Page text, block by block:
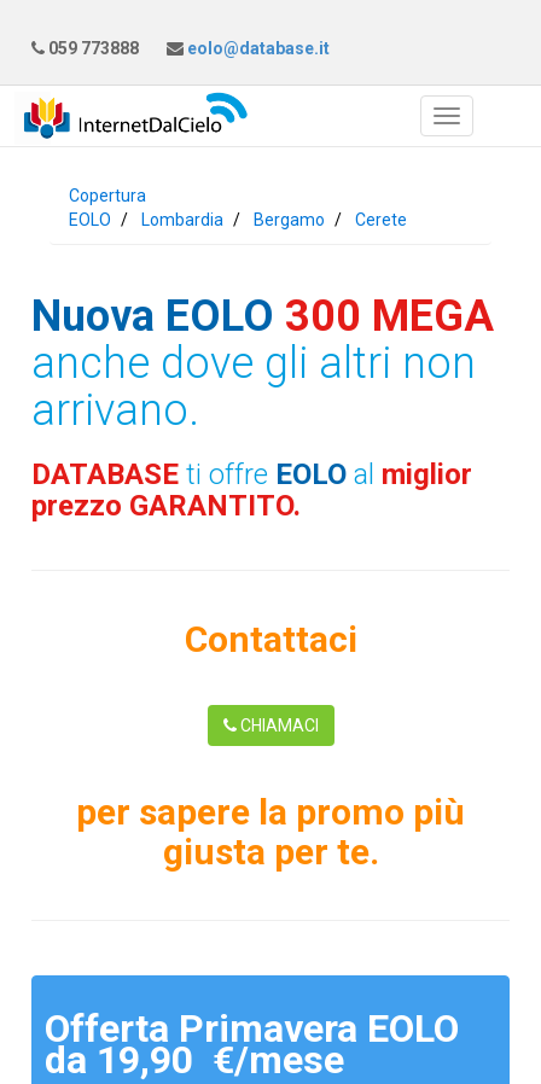
059 773888 eolo@database.it
Copertura
EOLO
Lombardia Bergamo Cerete
Nuova EOLO 300 MEGA
anche dove gli altri non
arrivano.
DATABASEti offre EOLO al miglior
prezzo GARANTITO.
Contattaci
CHIAMACI
per sapere la promo più
giusta per te.
Offerta Primavera EOLO
da 19,90 €/mese